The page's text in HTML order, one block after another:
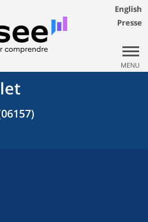
English
Presse
MENU